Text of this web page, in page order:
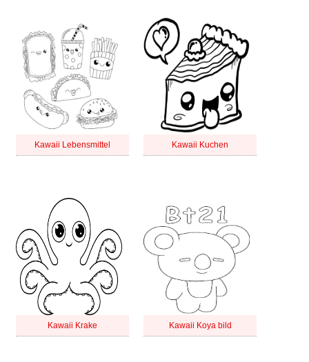
Kawaii Lebensmittel Kawaii Kuchen
Kawaii Krake Kawaii Koya bild